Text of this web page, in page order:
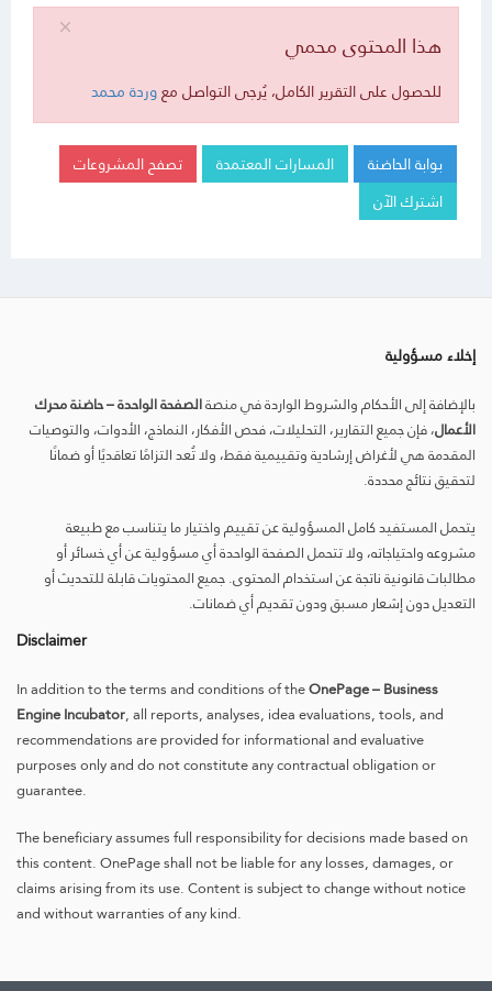
هذا المحتوى محمي
للحصول على التقرير الكامل، يُرجى التواصل معوردة محمد
بوابة الحاضنة المسارات المعتمدة
تصفح المشروعات
اشترك الآن
إخلاء مسؤولية
بالإضافة إلى الأحكام والشروط الواردة في منصةالصفحة الواحدة – حاضنة محرك
الأعمال، فإن جميع التقارير، التحليلات، فحص الأفكار، النماذج، الأدوات، والتوصيات
المقدمة هي لأغراض إرشادية وتقييمية فقط، ولا تُعد التزامًا تعاقديًا أو ضمانًا
لتحقيق نتائج محددة.
يتحمل المستفيد كامل المسؤولية عن تقييم واختيار ما يتناسب مع طبيعة
مشروعه واحتياجاته، ولا تتحمل الصفحة الواحدة أي مسؤولية عن أي خسائر أو
مطالبات قانونية ناتجة عن استخدام المحتوى. جميع المحتويات قابلة للتحديث أو
التعديل دون إشعار مسبق ودون تقديم أي ضمانات.
Disclaimer
In addition to the terms and conditions of theOnePage – Business
Engine Incubator, all reports, analyses, idea evaluations, tools, and
recommendations are provided for informational and evaluative
purposes only and do not constitute any contractual obligation or
guarantee.
The beneficiary assumes full responsibility for decisions made based on
this content. OnePage shall not be liable for any losses, damages, or
claims arising from its use. Content is subject to change without notice
and without warranties of any kind.